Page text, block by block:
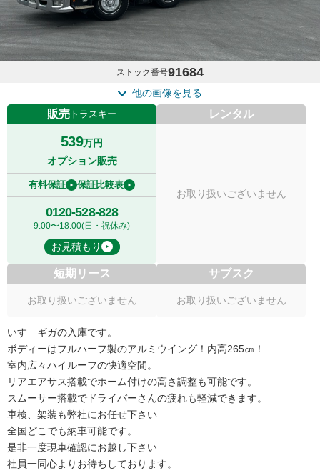
ストック番号91684
他の画像を見る
販売 トラスキー
539万円
オプション販売
有料保証 保証比較表
0120-528-828
9:00〜18:00(日・祝休み)
お見積もり
レンタル
お取り扱いございません
短期リース
お取り扱いございません
サブスク
お取り扱いございません
いすゞギガの入庫です。
ボディーはフルハーフ製のアルミウイング！内高265㎝！
室内広々ハイルーフの快適空間。
リアエアサス搭載でホーム付けの高さ調整も可能です。
スムーサー搭載でドライバーさんの疲れも軽減できます。
車検、架装も弊社にお任せ下さい
全国どこでも納車可能です。
是非一度現車確認にお越し下さい
社員一同心よりお待ちしております。